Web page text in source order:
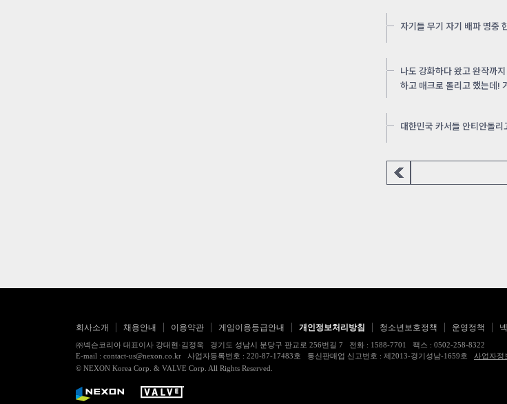
자기들 무기 자기 배파 명중
나도 강화하다 왔고 완작까
하고 매크로 돌리고 했는데!
대한민국 카서들 안티안돌리
회사소개 채용안내 이용약관 게임이용등급안내 개인정보처리방침 청소년보호정책 운영정책
㈜넥슨코리아 대표이사 강대현·김정욱 경기도 성남시 분당구 판교로 256번길 7 전화 : 1588-7701 팩스 : 0502-258-8322
E-mail : contact-us@nexon.co.kr 사업자등록번호 : 220-87-17483호 통신판매업 신고번호 : 제2013-경기성남-1659호 사업자정
© NEXON Korea Corp. & VALVE Corp. All Rights Reserved.